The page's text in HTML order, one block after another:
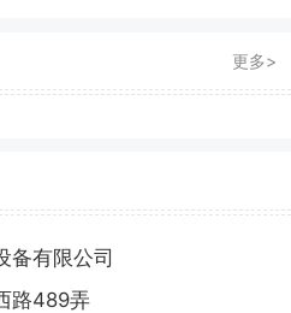
更多>
备有限公司
路489弄